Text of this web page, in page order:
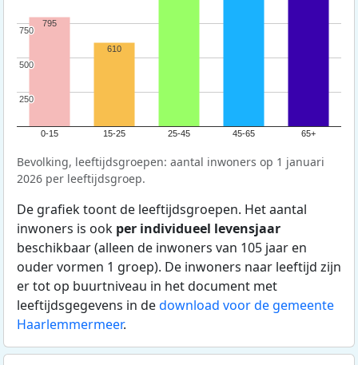
0-15 15-25 25-45 45-65 65+
250
250
500
500
750
750
795
610
Bevolking, leeftijdsgroepen: aantal inwoners op 1 januari
2026 per leeftijdsgroep.
De grafiek toont de leeftijdsgroepen. Het aantal
inwoners is ook per individueel levensjaar
beschikbaar (alleen de inwoners van 105 jaar en
ouder vormen 1 groep). De inwoners naar leeftijd zijn
er tot op buurtniveau in het document met
leeftijdsgegevens in dedownload voor de gemeente
Haarlemmermeer.